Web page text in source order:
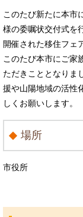
このたび新たに本市
様の委嘱状交付式を
開催された移住フェ
このたび本市にご家
ただきこととなりま
援や山陽地域の活性
しくお願いします。
場所
市役所